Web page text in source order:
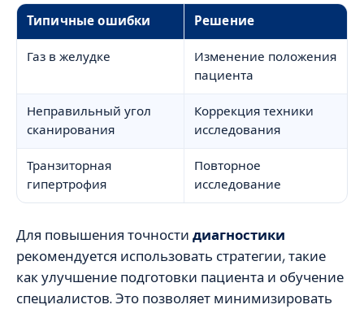
Типичные ошибки Решение
Газ в желудке
Изменение положения
пациента
Неправильный угол
сканирования
Коррекция техники
исследования
Транзиторная
гипертрофия
Повторное
исследование
Для повышения точности диагностики
рекомендуется использовать стратегии, такие
как улучшение подготовки пациента и обучение
специалистов. Это позволяет минимизировать